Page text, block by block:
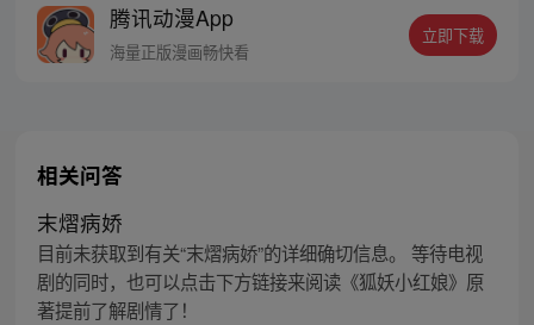
腾讯动漫App
海量正版漫画畅快看
立即下载
相关问答
末熠病娇
目前未获取到有关“末熠病娇”的详细确切信息。 等待电视
剧的同时，也可以点击下方链接来阅读《狐妖小红娘》原
著提前了解剧情了！